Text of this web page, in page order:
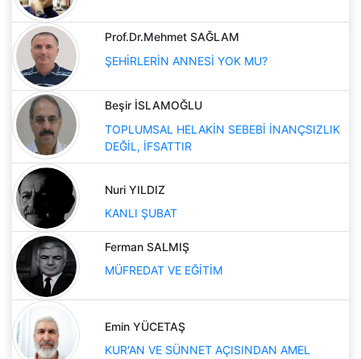
Prof.Dr.Mehmet SAĞLAM
ŞEHİRLERİN ANNESİ YOK MU?
Beşir İSLAMOĞLU
TOPLUMSAL HELAKİN SEBEBİ İNANÇSIZLIK
DEĞİL, İFSATTIR
Nuri YILDIZ
KANLI ŞUBAT
Ferman SALMIŞ
MÜFREDAT VE EĞİTİM
Emin YÜCETAŞ
KUR'AN VE SÜNNET AÇISINDAN AMEL